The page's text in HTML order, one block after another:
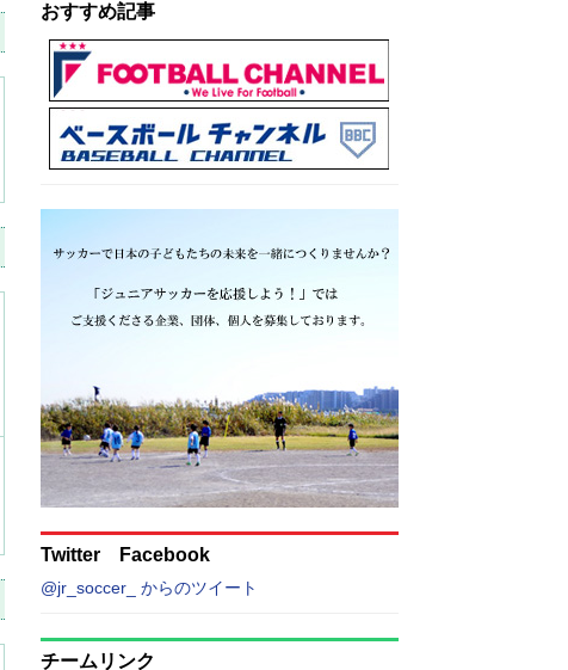
おすすめ記事
Twitter Facebook
@jr_soccer_ からのツイート
チームリンク